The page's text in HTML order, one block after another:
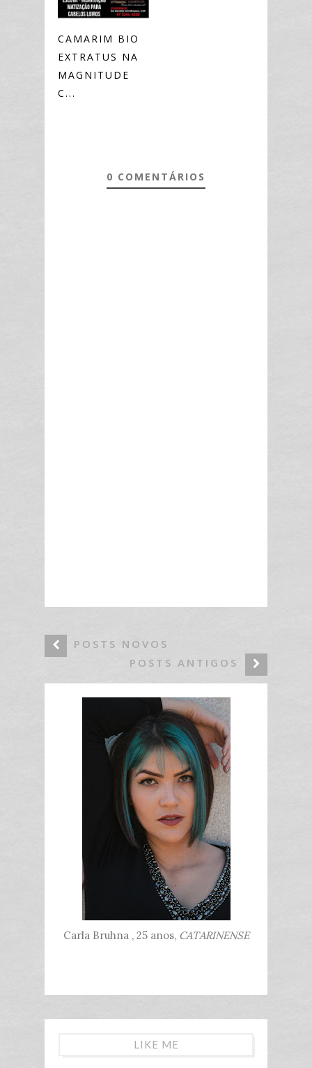
CAMARIM BIO
EXTRATUS NA
MAGNITUDE
C...
0 COMENTÁRIOS
POSTS NOVOS
POSTS ANTIGOS
Carla Bruhna , 25 anos,CATARINENSE
LIKE ME